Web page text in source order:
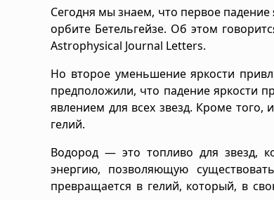
Сегодня мы знаем, что первое
орбите Бетельгейзе. Об этом
Astrophysical Journal Letters.
Но второе уменьшение яркости
предположили, что падение яркости
явлением для всех звезд. Кроме того,
гелий.
Водород — это топливо для звезд,
энергию, позволяющую
превращается в гелий, который, в